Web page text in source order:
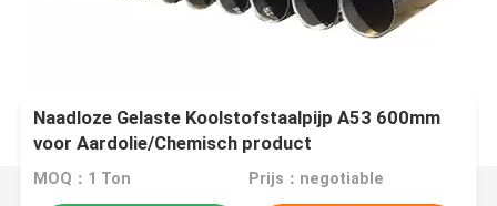
Naadloze Gelaste Koolstofstaalpijp A53 600mm
voor Aardolie/Chemisch product
MOQ：1 Ton Prijs：negotiable